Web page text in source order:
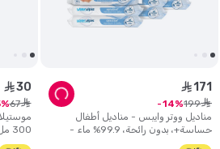
مناديل ووتر وايبس - مناديل أطفال
حساسة+، بدون رائحة، 99.9% ماء -
540 منديل
ê 171
ê
199
14
300 مل
ê30
ê
67